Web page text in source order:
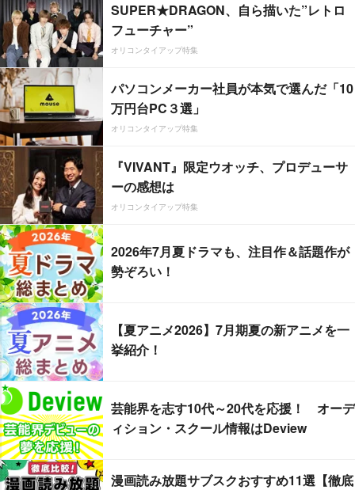
SUPER★DRAGON、自ら描いた”レトロ
フューチャー”
オリコンタイアップ特集
パソコンメーカー社員が本気で選んだ「10
万円台PC３選」
オリコンタイアップ特集
『VIVANT』限定ウオッチ、プロデューサ
ーの感想は
オリコンタイアップ特集
2026年7月夏ドラマも、注目作＆話題作が
勢ぞろい！
【夏アニメ2026】7月期夏の新アニメを一
挙紹介！
芸能界を志す10代～20代を応援！ オーデ
ィション・スクール情報はDeview
漫画読み放題サブスクおすすめ11選【徹底